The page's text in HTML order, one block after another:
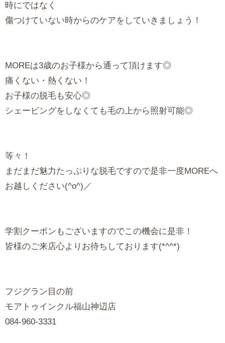
時にではなく
傷つけていない時からのケアをしていきましょう！
MOREは3歳のお子様から通って頂けます◎
痛くない・熱くない！
お子様の脱毛も安心◎
シェービングをしなくても毛の上から照射可能◎
等々！
まだまだ魅力たっぷりな脱毛ですので是非一度MOREへ
お越しください(^o^)／
学割クーポンもございますのでこの機会に是非！
皆様のご来店心よりお待ちしております(*^^*)
フジグラン目の前
モアトゥインクル福山神辺店
084-960-3331